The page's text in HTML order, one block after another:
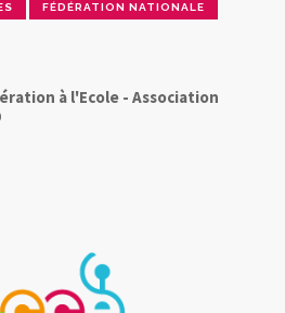
FÉDÉRATION NATIONALE
à l'Ecole - Association